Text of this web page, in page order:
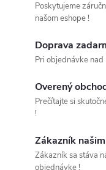
Poskytujeme
našom eshope !
Doprava
Pri objednávke
Overený
Prečítajte si
!
Zákazník
Zákazník sa stáva
objednávke !